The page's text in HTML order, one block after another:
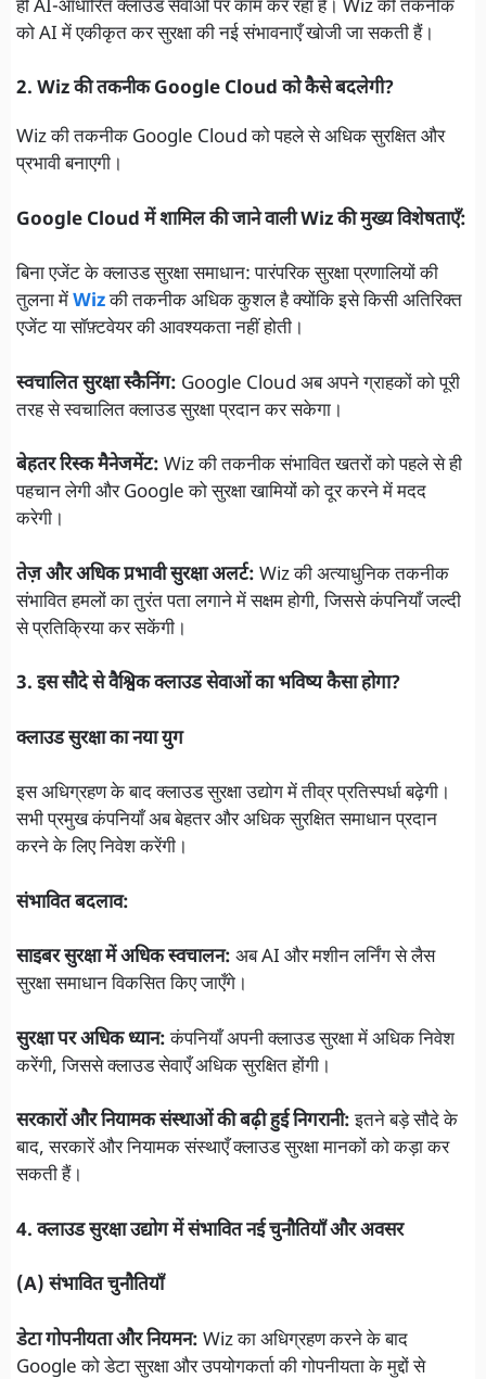
ही AI-आधारित क्लाउड सेवाओं पर काम कर रहा है। Wiz की तकनीक
को AI में एकीकृत कर सुरक्षा की नई संभावनाएँ खोजी जा सकती हैं।
2. Wiz की तकनीक Google Cloud को कैसे बदलेगी?
Wiz की तकनीक Google Cloud को पहले से अधिक सुरक्षित और
प्रभावी बनाएगी।
Google Cloud में शामिल की जाने वाली Wiz की मुख्य विशेषताएँ:
बिना एजेंट के क्लाउड सुरक्षा समाधान: पारंपरिक सुरक्षा प्रणालियों की
तुलना मेंWizकी तकनीक अधिक कुशल है क्योंकि इसे किसी अतिरिक्त
एजेंट या सॉफ़्टवेयर की आवश्यकता नहीं होती।
स्वचालित सुरक्षा स्कैनिंग: Google Cloud अब अपने ग्राहकों को पूरी
तरह से स्वचालित क्लाउड सुरक्षा प्रदान कर सकेगा।
बेहतर रिस्क मैनेजमेंट: Wiz की तकनीक संभावित खतरों को पहले से ही
पहचान लेगी और Google को सुरक्षा खामियों को दूर करने में मदद
करेगी।
तेज़ और अधिक प्रभावी सुरक्षा अलर्ट: Wiz की अत्याधुनिक तकनीक
संभावित हमलों का तुरंत पता लगाने में सक्षम होगी, जिससे कंपनियाँ जल्दी
से प्रतिक्रिया कर सकेंगी।
3. इस सौदे से वैश्विक क्लाउड सेवाओं का भविष्य कैसा होगा?
क्लाउड सुरक्षा का नया युग
इस अधिग्रहण के बाद क्लाउड सुरक्षा उद्योग में तीव्र प्रतिस्पर्धा बढ़ेगी।
सभी प्रमुख कंपनियाँ अब बेहतर और अधिक सुरक्षित समाधान प्रदान
करने के लिए निवेश करेंगी।
संभावित बदलाव:
साइबर सुरक्षा में अधिक स्वचालन: अब AI और मशीन लर्निंग से लैस
सुरक्षा समाधान विकसित किए जाएँगे।
सुरक्षा पर अधिक ध्यान:कंपनियाँ अपनी क्लाउड सुरक्षा में अधिक निवेश
करेंगी, जिससे क्लाउड सेवाएँ अधिक सुरक्षित होंगी।
सरकारों और नियामक संस्थाओं की बढ़ी हुई निगरानी:इतने बड़े सौदे के
बाद, सरकारें और नियामक संस्थाएँ क्लाउड सुरक्षा मानकों को कड़ा कर
सकती हैं।
4. क्लाउड सुरक्षा उद्योग में संभावित नई चुनौतियाँ और अवसर
(A) संभावित चुनौतियाँ
डेटा गोपनीयता और नियमन: Wiz का अधिग्रहण करने के बाद
Google को डेटा सुरक्षा और उपयोगकर्ता की गोपनीयता के मुद्दों से